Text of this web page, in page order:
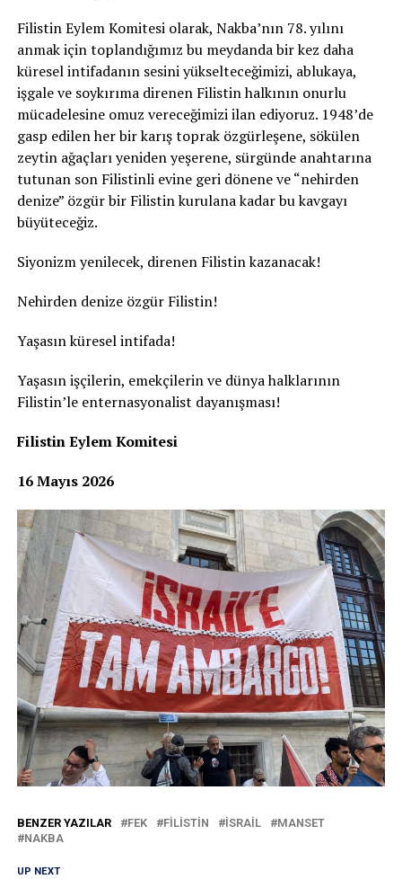
Filistin Eylem Komitesi olarak, Nakba’nın 78. yılını
anmak için toplandığımız bu meydanda bir kez daha
küresel intifadanın sesini yükselteceğimizi, ablukaya,
işgale ve soykırıma direnen Filistin halkının onurlu
mücadelesine omuz vereceğimizi ilan ediyoruz. 1948’de
gasp edilen her bir karış toprak özgürleşene, sökülen
zeytin ağaçları yeniden yeşerene, sürgünde anahtarına
tutunan son Filistinli evine geri dönene ve “nehirden
denize” özgür bir Filistin kurulana kadar bu kavgayı
büyüteceğiz.
Siyonizm yenilecek, direnen Filistin kazanacak!
Nehirden denize özgür Filistin!
Yaşasın küresel intifada!
Yaşasın işçilerin, emekçilerin ve dünya halklarının
Filistin’le enternasyonalist dayanışması!
Filistin Eylem Komitesi
16 Mayıs 2026
BENZER YAZILAR FEK FILISTIN ISRAIL
MANSET
NAKBA
UP NEXT